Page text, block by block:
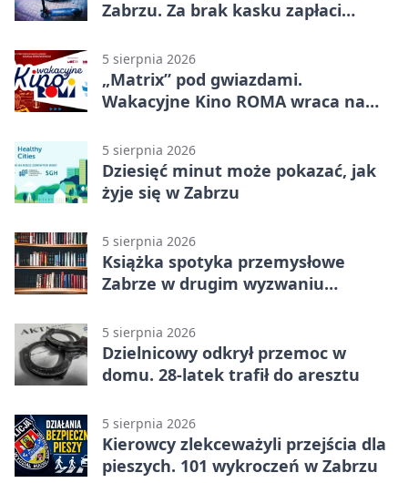
Zabrzu. Za brak kasku zapłaci
5 sierpnia 2026
„Matrix” pod gwiazdami.
Wakacyjne Kino ROMA wraca na
5 sierpnia 2026
Dziesięć minut może pokazać, jak
żyje się w Zabrzu
5 sierpnia 2026
Książka spotyka przemysłowe
Zabrze w drugim wyzwaniu
5 sierpnia 2026
Dzielnicowy odkrył przemoc w
domu. 28-latek trafił do aresztu
5 sierpnia 2026
Kierowcy zlekceważyli przejścia dla
pieszych. 101 wykroczeń w Zabrzu